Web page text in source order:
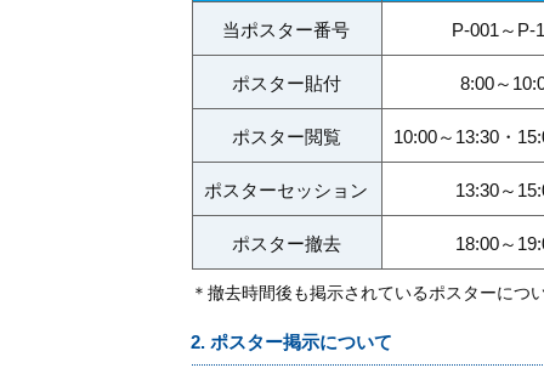
当ポスター番号 P-001～P-
ポスター貼付 8:00～
ポスター閲覧 10:00～13:30・
ポスターセッション 13:30～
ポスター撤去 18:00～
＊撤去時間後も掲示されているポスターに
2. ポスター掲示について